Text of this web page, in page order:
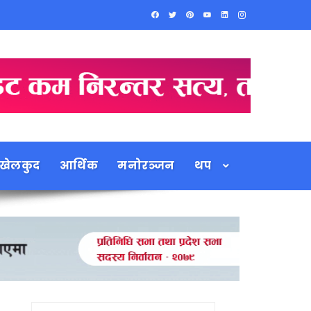
आर्थिक मनोरञ्जन थप